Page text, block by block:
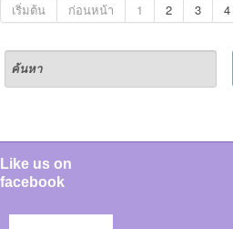
เริ่มต้น ก่อนหน้า 1 2 3 4
Like us on
facebook